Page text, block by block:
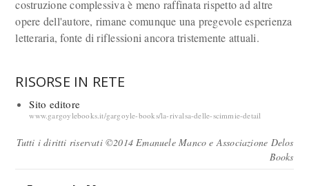
costruzione complessiva è meno raffinata rispetto ad altre
opere dell'autore, rimane comunque una pregevole esperienza
letteraria, fonte di riflessioni ancora tristemente attuali.
RISORSE IN RETE
Sito editore
www.gargoylebooks.it/gargoyle-books/la-rivalsa-delle-scimmie-detail
Tutti i diritti riservati ©2014 Emanuele Manco e Associazione Delos
Books